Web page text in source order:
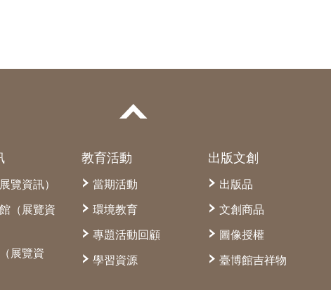
覽資訊）
（展覽資
展覽資
教育活動
當期活動
環境教育
專題活動回顧
學習資源
出版文創
出版品
文創商品
圖像授權
臺博館吉祥物